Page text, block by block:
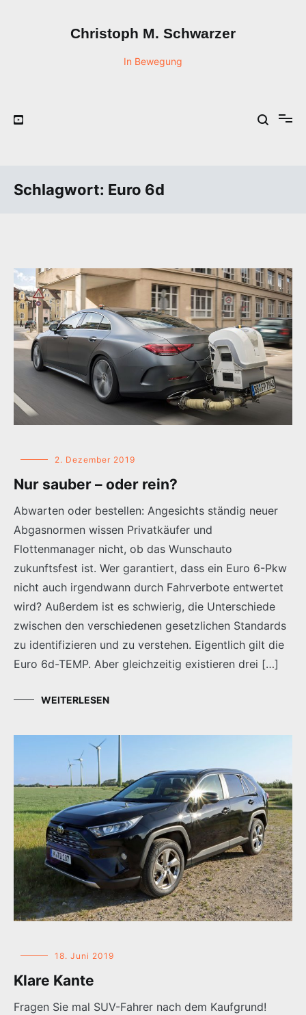
Christoph M. Schwarzer
In Bewegung
Schlagwort: Euro 6d
2. Dezember 2019
Nur sauber – oder rein?
Abwarten oder bestellen: Angesichts ständig neuer
Abgasnormen wissen Privatkäufer und
Flottenmanager nicht, ob das Wunschauto
zukunftsfest ist. Wer garantiert, dass ein Euro 6-Pkw
nicht auch irgendwann durch Fahrverbote entwertet
wird? Außerdem ist es schwierig, die Unterschiede
zwischen den verschiedenen gesetzlichen Standards
zu identifizieren und zu verstehen. Eigentlich gilt die
Euro 6d-TEMP. Aber gleichzeitig existieren drei […]
WEITERLESEN
18. Juni 2019
Klare Kante
Fragen Sie mal SUV-Fahrer nach dem Kaufgrund!